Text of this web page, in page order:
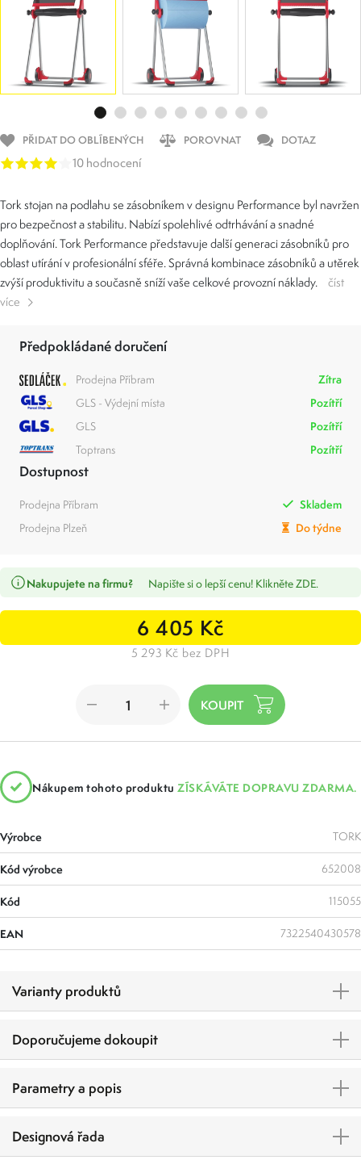
PŘIDAT DO OBLÍBENÝCH POROVNAT DOTAZ
10 hodnocení
Tork stojan na podlahu se zásobníkem v designu Performance byl navržen
pro bezpečnost a stabilitu. Nabízí spolehlivé odtrhávání a snadné
doplňování. Tork Performance představuje další generaci zásobníků pro
oblast utírání v profesionální sféře. Správná kombinace zásobníků a utěrek
zvýší produktivitu a současně sníží vaše celkové provozní náklady.
číst
více
Předpokládané doručení
Prodejna Příbram
Zítra
GLS - Výdejní místa
Pozítří
GLS
Pozítří
Toptrans
Pozítří
Dostupnost
Prodejna Příbram
Skladem
Prodejna Plzeň
Do týdne
Nakupujete na firmu? Napište si o lepší cenu! Klikněte ZDE.
6 405 Kč
5 293 Kč bez DPH
Nákupem tohoto produktu ZÍSKÁVÁTE DOPRAVU ZDARMA.
Výrobce TORK
Kód výrobce 652008
Kód 115055
EAN 7322540430578
Varianty produktů
Doporučujeme dokoupit
Parametry a popis
Designová řada